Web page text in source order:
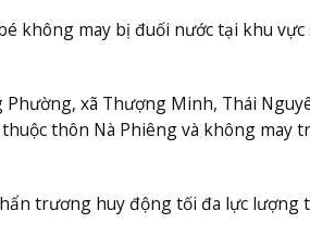
không may bị đuối nước tại khu vực
xã Thượng Minh, Thái
thôn Nà Phiêng và không may
trương huy động tối đa lực lượng